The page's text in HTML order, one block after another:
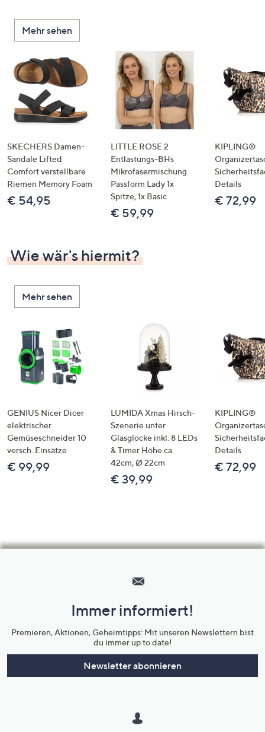
Mehr sehen
SKECHERS Damen-
Sandale Lifted
Comfort verstellbare
Riemen Memory Foam
€ 54,95
LITTLE ROSE 2
Entlastungs-BHs
Mikrofasermischung
Passform Lady 1x
Spitze, 1x Basic
€ 59,99
KIPLING®
Details
€ 72,99
Wie wär's hiermit?
Mehr sehen
GENIUS Nicer Dicer
elektrischer
Gemüseschneider 10
versch. Einsätze
€ 99,99
LUMIDA Xmas Hirsch-
Szenerie unter
Glasglocke inkl. 8 LEDs
& Timer Höhe ca.
42cm, Ø 22cm
€ 39,99
KIPLING®
Details
€ 72,99
Unternehmensinformationen
Immer informiert!
Premieren, Aktionen, Geheimtipps: Mit unseren Newslettern bist
du immer up to date!
Newsletter abonnieren